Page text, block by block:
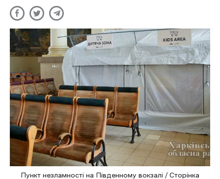
Пункт незламності на Південному вокзалі / Сторінка